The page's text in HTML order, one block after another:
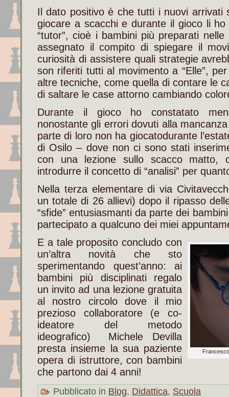
Il dato positivo è che tutti i nuovi arrivati
giocare a scacchi e durante il gioco li
“tutor”, cioè i bambini più preparati
assegnato il compito di spiegare il
curiosità di assistere quali strategie
son riferiti tutti al movimento a “Elle”,
altre tecniche, come quella di contare le
di saltare le case attorno cambiando
Durante il gioco ho constatato
nonostante gli errori dovuti alla
parte di loro non ha giocatodurante
di Osilo – dove non ci sono stati
con una lezione sullo scacco
introdurre il concetto di “analisi” per
Nella terza elementare di via
un totale di 26 allievi) dopo il ripasso
“sfide” entusiasmanti da parte dei
partecipato a qualcuno dei miei
E a tale proposito concludo con
un’altra novità che sto
sperimentando quest’anno: ai
bambini più disciplinati regalo
un invito ad una lezione gratuita
al nostro circolo dove il mio
prezioso collaboratore (e co-
ideatore del metodo
ideografico) Michele Devilla
presta insieme la sua paziente
opera di istruttore, con bambini
che partono dai 4 anni!
Pubblicato in Blog, Didattica, Scuola